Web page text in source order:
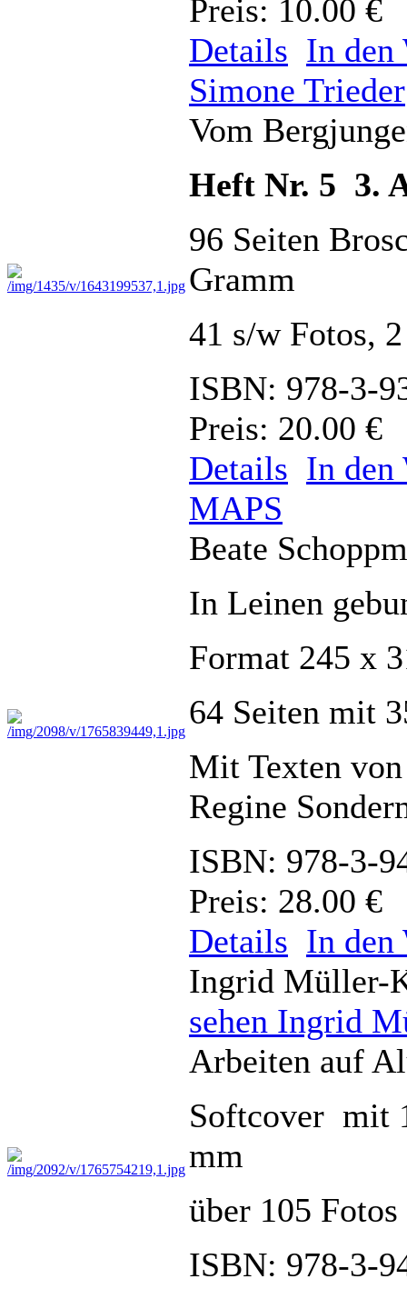
Preis: 10.00 €
Details In den
Simone Trieder
Vom
Heft Nr. 5 3.
96 Seiten
Gramm
41 s/w Fotos,
ISBN: 978-3-
Preis: 20.00 €
Details In den
MAPS
Beate
In Leinen
Format 245 x
64 Seiten mit
Mit Texten von
Regine
ISBN: 978-3-
Preis: 28.00 €
Details In den
Ingrid Müller-
sehen Ingrid
Arbeiten auf
Softcover mit
mm
über 105
ISBN: 978-3-